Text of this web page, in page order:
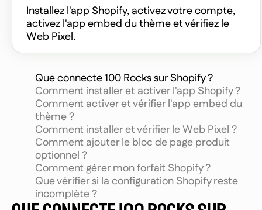
Installez l'app Shopify, activez votre compte,
activez l'app embed du thème et vérifiez le
Web Pixel.
Que connecte 100 Rocks sur Shopify ?
Comment installer et activer l'app Shopify ?
Comment activer et vérifier l'app embed du
thème ?
Comment installer et vérifier le Web Pixel ?
Comment ajouter le bloc de page produit
optionnel ?
Comment gérer mon forfait Shopify ?
Que vérifier si la configuration Shopify reste
incomplète ?